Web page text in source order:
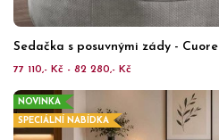
Sedačka s posuvnými zády - Cuore
77 110,- Kč - 82 280,- Kč
NOVINKA
SPECIÁLNÍ NABÍDKA